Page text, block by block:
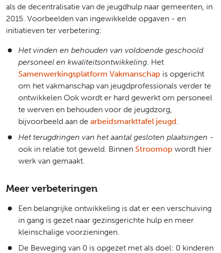
als de decentralisatie van de jeugdhulp naar gemeenten, in
2015. Voorbeelden van ingewikkelde opgaven - en
initiatieven ter verbetering:
Het vinden en behouden van voldoende geschoold
personeel en kwaliteitsontwikkeling . Het
Samenwerkingsplatform Vakmanschap is opgericht
om het vakmanschap van jeugdprofessionals verder te
ontwikkelen Ook wordt er hard gewerkt om personeel
te werven en behouden voor de jeugdzorg,
bijvoorbeeld aan de arbeidsmarkttafel jeugd
Het terugdringen van het aantal gesloten plaatsingen -
ook in relatie tot geweld. Binnen Stroomop wordt hier
werk van gemaakt.
Meer verbeteringen
Een belangrijke ontwikkeling is dat er een verschuiving
in gang is gezet naar gezinsgerichte hulp en meer
kleinschalige voorzieningen.
De Beweging van 0 is opgezet met als doel: 0 kinderen